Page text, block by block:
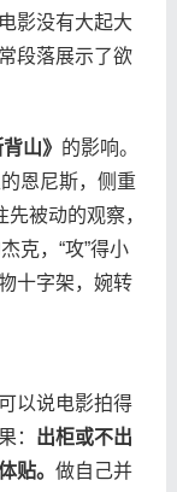
影没有大起大
段落展示了欲
背山》 的影响。
恩尼斯，侧重
被动的观察，
克，“攻”得小
十字架，婉转
以说电影拍得
： 出柜或不出
贴。 做自己并